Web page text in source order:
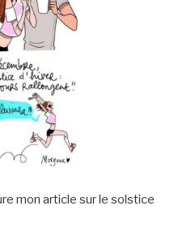
mon article sur le solstice